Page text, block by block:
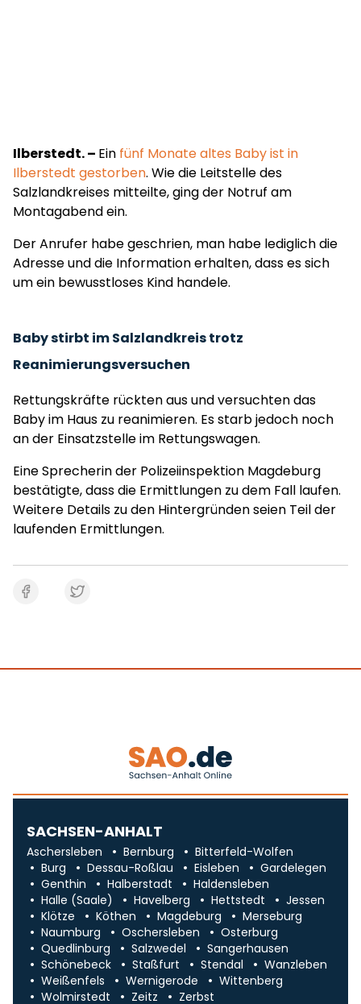
Ilberstedt. – Ein fünf Monate altes Baby ist in
Ilberstedt gestorben. Wie die Leitstelle des
Salzlandkreises mitteilte, ging der Notruf am
Montagabend ein.
Der Anrufer habe geschrien, man habe lediglich die
Adresse und die Information erhalten, dass es sich
um ein bewusstloses Kind handele.
Baby stirbt im Salzlandkreis trotz
Reanimierungsversuchen
Rettungskräfte rückten aus und versuchten das
Baby im Haus zu reanimieren. Es starb jedoch noch
an der Einsatzstelle im Rettungswagen.
Eine Sprecherin der Polizeiinspektion Magdeburg
bestätigte, dass die Ermittlungen zu dem Fall laufen.
Weitere Details zu den Hintergründen seien Teil der
laufenden Ermittlungen.
SACHSEN-ANHALT
Aschersleben Bernburg
Bitterfeld-Wolfen
Burg
Dessau-Roßlau Eisleben
Gardelegen
Genthin
Halberstadt
Haldensleben
Halle (Saale)
Havelberg Hettstedt
Jessen
Klötze
Köthen Magdeburg
Merseburg
Naumburg
Oschersleben
Osterburg
Quedlinburg
Salzwedel
Sangerhausen
Schönebeck
Staßfurt Stendal
Wanzleben
Weißenfels
Wernigerode
Wittenberg
Wolmirstedt
Zeitz Zerbst